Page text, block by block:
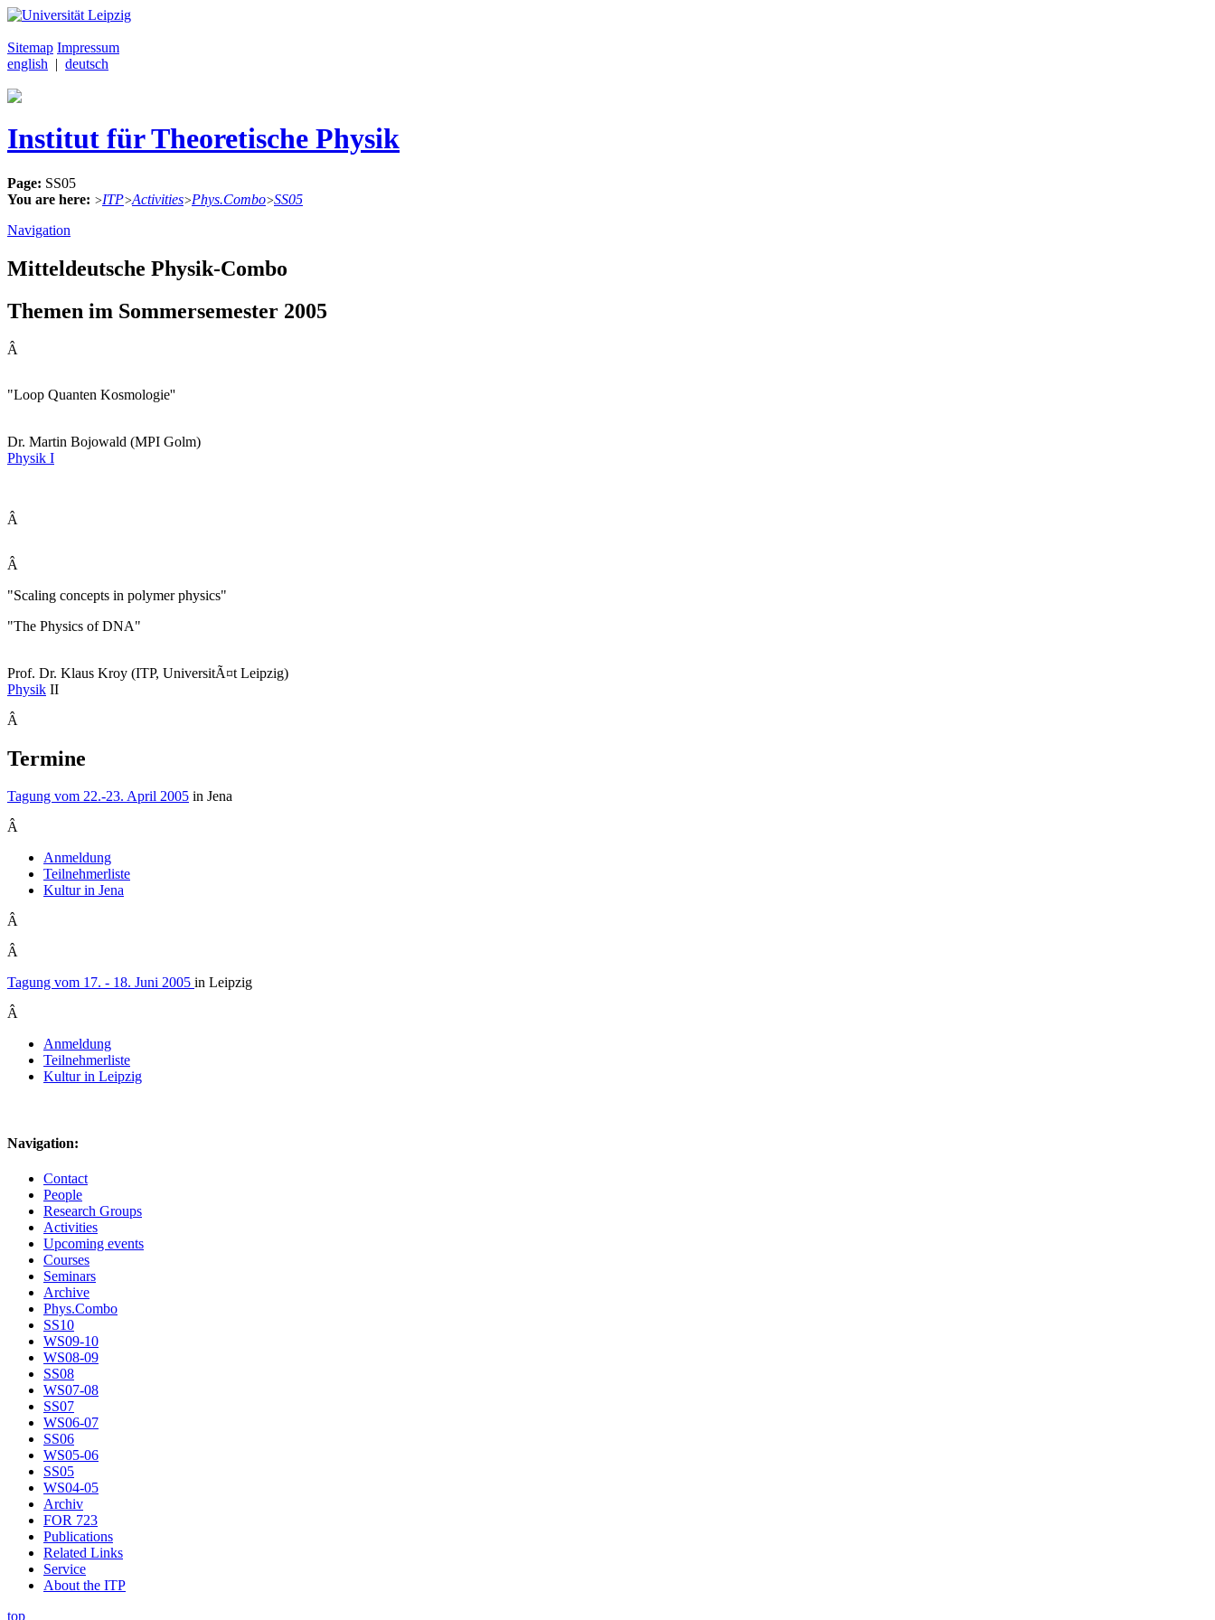
Sitemap Impressum
english | deutsch
Institut für Theoretische Physik
Page: SS05
You are here: >ITP>Activities>Phys.Combo>SS05
Navigation
Mitteldeutsche Physik-Combo
Themen im Sommersemester 2005
Â
"Loop Quanten Kosmologie''
Dr. Martin Bojowald (MPI Golm)
Physik I
Â
Â
"Scaling concepts in polymer physics"
"The Physics of DNA"
Prof. Dr. Klaus Kroy (ITP, UniversitÃ¤t Leipzig)
Physik II
Â
Termine
Tagung vom 22.-23. April 2005 in Jena
Â
Anmeldung
Teilnehmerliste
Kultur in Jena
Â
Â
Tagung vom 17. - 18. Juni 2005 in Leipzig
Â
Anmeldung
Teilnehmerliste
Kultur in Leipzig
Navigation:
Contact
People
Research Groups
Activities
Upcoming events
Courses
Seminars
Archive
Phys.Combo
SS10
WS09-10
WS08-09
SS08
WS07-08
SS07
WS06-07
SS06
WS05-06
SS05
WS04-05
Archiv
FOR 723
Publications
Related Links
Service
About the ITP
top